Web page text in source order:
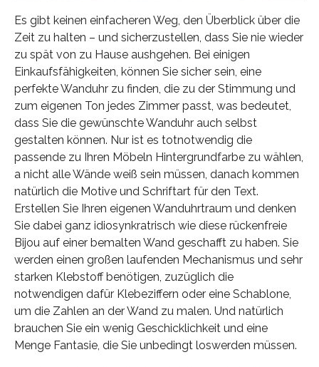
Es gibt keinen einfacheren Weg, den Überblick über die
Zeit zu halten – und sicherzustellen, dass Sie nie wieder
zu spät von zu Hause aushgehen. Bei einigen
Einkaufsfähigkeiten, können Sie sicher sein, eine
perfekte Wanduhr zu finden, die zu der Stimmung und
zum eigenen Ton jedes Zimmer passt, was bedeutet,
dass Sie die gewünschte Wanduhr auch selbst
gestalten können. Nur ist es totnotwendig die
passende zu Ihren Möbeln Hintergrundfarbe zu wählen,
a nicht alle Wände weiß sein müssen, danach kommen
natürlich die Motive und Schriftart für den Text.
Erstellen Sie Ihren eigenen Wanduhrtraum und denken
Sie dabei ganz idiosynkratrisch wie diese rückenfreie
Bijou auf einer bemalten Wand geschafft zu haben. Sie
werden einen großen laufenden Mechanismus und sehr
starken Klebstoff benötigen, zuzüglich die
notwendigen dafür Klebeziffern oder eine Schablone,
um die Zahlen an der Wand zu malen. Und natürlich
brauchen Sie ein wenig Geschicklichkeit und eine
Menge Fantasie, die Sie unbedingt loswerden müssen.